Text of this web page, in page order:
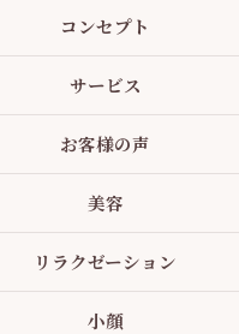
コンセプト
サービス
お客様の声
美容
リラクゼーション
小顔